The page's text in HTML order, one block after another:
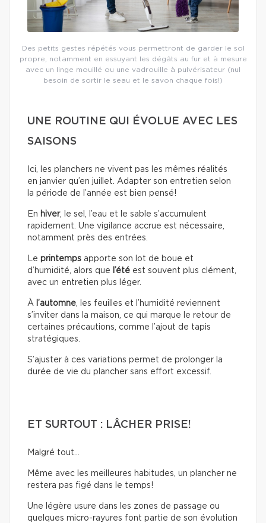
Des petits gestes répétés vous permettront de garder le sol
propre, notamment en essuyant les dégâts au fur et à mesure
avec un linge mouillé ou une vadrouille à pulvérisateur (nul
besoin de sortir le seau et le savon chaque fois!)
UNE ROUTINE QUI ÉVOLUE AVEC LES
SAISONS
Ici, les planchers ne vivent pas les mêmes réalités
en janvier qu’en juillet. Adapter son entretien selon
la période de l’année est bien pensé!
En hiver, le sel, l’eau et le sable s’accumulent
rapidement. Une vigilance accrue est nécessaire,
notamment près des entrées.
Le printemps apporte son lot de boue et
d’humidité, alors que l’été est souvent plus clément,
avec un entretien plus léger.
À l’automne , les feuilles et l’humidité reviennent
s’inviter dans la maison, ce qui marque le retour de
certaines précautions, comme l’ajout de tapis
stratégiques.
S’ajuster à ces variations permet de prolonger la
durée de vie du plancher sans effort excessif.
ET SURTOUT : LÂCHER PRISE!
Malgré tout…
Même avec les meilleures habitudes, un plancher ne
restera pas figé dans le temps!
Une légère usure dans les zones de passage ou
quelques micro-rayures font partie de son évolution